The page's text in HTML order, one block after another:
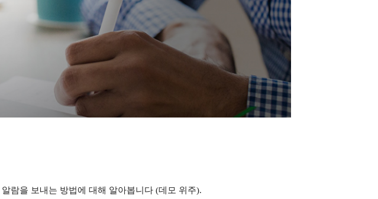
람을 보내는 방법에 대해 알아봅니다 (데모 위주).